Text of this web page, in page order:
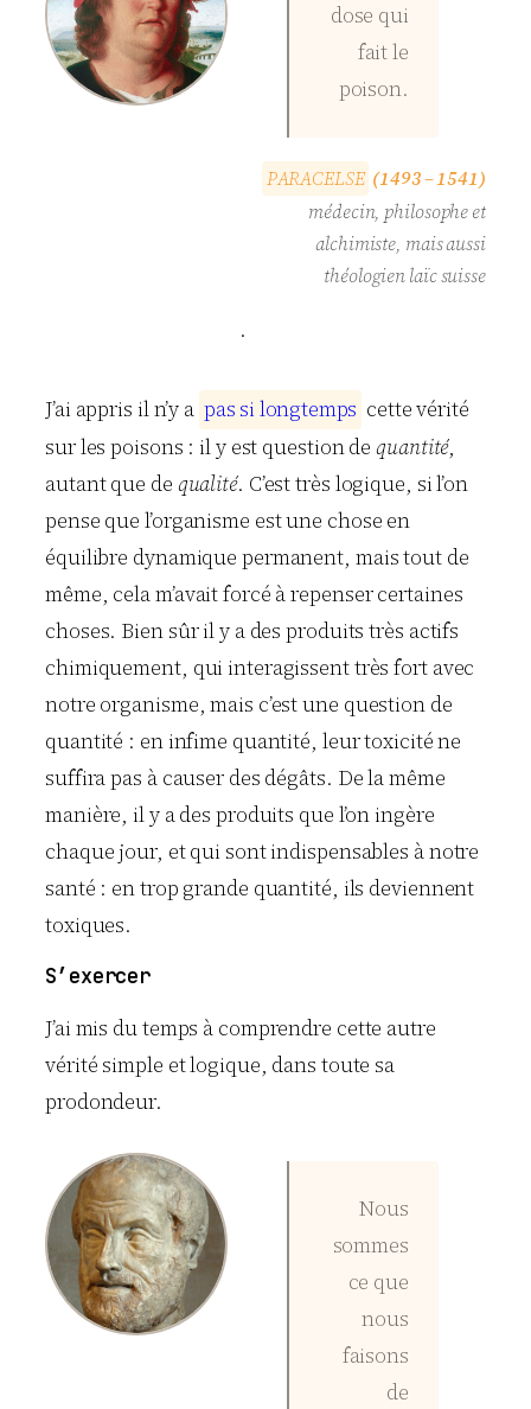
dose qui
fait le
poison.
PARACELSE (1493 – 1541)
médecin, philosophe et
alchimiste, mais aussi
théologien laïc suisse
.
J’ai appris il n’y a pas silongtemps cette vérité
sur les poisons : il y est question dequantité,
autant que de qualité. C’est très logique, si l’on
pense que l’organisme est une chose en
équilibre dynamique permanent, mais tout de
même, cela m’avait forcé à repenser certaines
choses. Bien sûr il y a des produits très actifs
chimiquement, qui interagissent très fort avec
notre organisme, mais c’est une question de
quantité : en infime quantité, leur toxicité ne
suffira pas à causer des dégâts. De la même
manière, il y a des produits que l’on ingère
chaque jour, et qui sont indispensables à notre
santé : en trop grande quantité, ils deviennent
toxiques.
S’exercer
J’ai mis du temps à comprendre cette autre
vérité simple et logique, dans toute sa
prodondeur.
Nous
sommes
ce que
nous
faisons
de